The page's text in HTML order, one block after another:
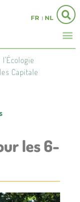
FR NL
Capitale
les 6-